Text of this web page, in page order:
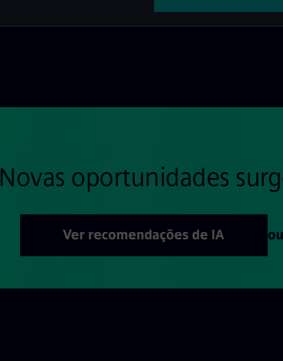
Novas oportunidades
Ver recomendações de IA ou